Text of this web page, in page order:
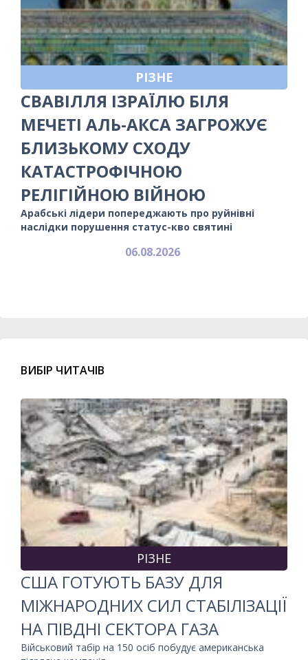
РІЗНЕ
СВАВІЛЛЯ ІЗРАЇЛЮ БІЛЯ
МЕЧЕТІ АЛЬ-АКСА ЗАГРОЖУЄ
БЛИЗЬКОМУ СХОДУ
КАТАСТРОФІЧНОЮ
РЕЛІГІЙНОЮ ВІЙНОЮ
Арабські лідери попереджають про руйнівні
наслідки порушення статус-кво святині
06.08.2026
ВИБІР ЧИТАЧІВ
РІЗНЕ
США ГОТУЮТЬ БАЗУ ДЛЯ
МІЖНАРОДНИХ СИЛ СТАБІЛІЗАЦІЇ
НА ПІВДНІ СЕКТОРА ГАЗА
Військовий табір на 150 осіб побудує американська